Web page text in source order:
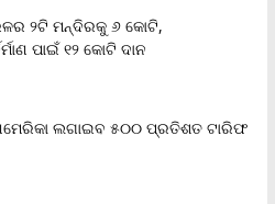
୨ଟି ମନ୍ଦିରକୁ ୬ କୋଟି,
ପାଇଁ ୧୨ କୋଟି ଦାନ
ଲଗାଇବ ୫୦୦ ପ୍ରତିଶତ ଟାରିଫ